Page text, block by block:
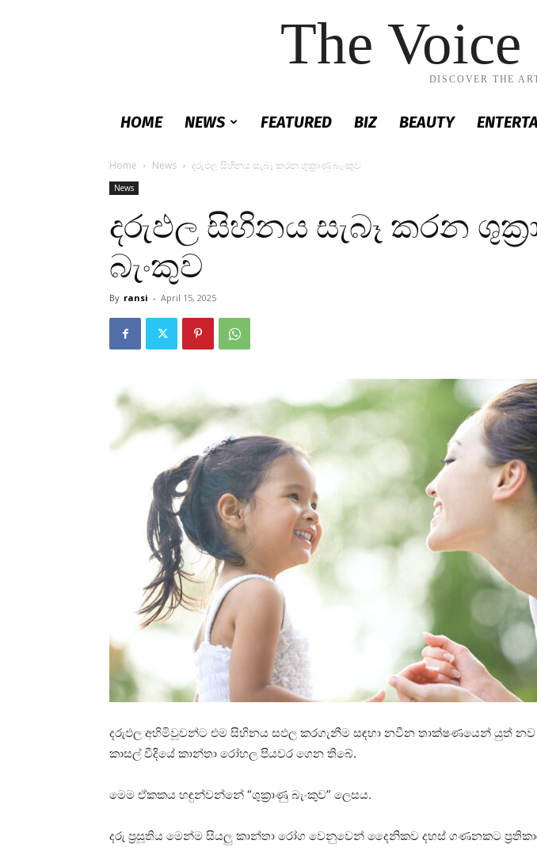
The
DISCOVER THE
HOME NEWS FEATURED BIZ BEAUTY
Home News දරුඵල සිහිනය සැබෑ කරන ශුක්‍රාණු බැංකුව
News
දරුඵල සිහිනය සැබෑ කරන
බැංකුව
By ransi - April 15, 2025
දරුඵල අහිමිවූවන්ට එම සිහිනය සඵල කරගැනීම සඳහා නවීන තාක්ෂණයෙන් යුත්
කාසල් වීදියේ කාන්තා රෝහල පියවර ගෙන තිබේ.
මෙම ඒකකය හඳුන්වන්නේ “ශුක්‍රාණු බැංකුව” ලෙසය.
දරු ප්‍රසූතිය මෙන්ම සියලු කාන්තා රෝග වෙනුවෙන් දෛනිකව දහස් ගණනකට